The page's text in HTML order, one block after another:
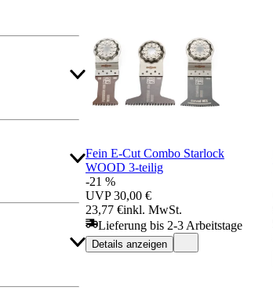
Fein E-Cut Combo Starlock
WOOD 3-teilig
-21 %
UVP 30,00 €
23,77 €inkl. MwSt.
Lieferung bis 2-3 Arbeitstage
Details anzeigen